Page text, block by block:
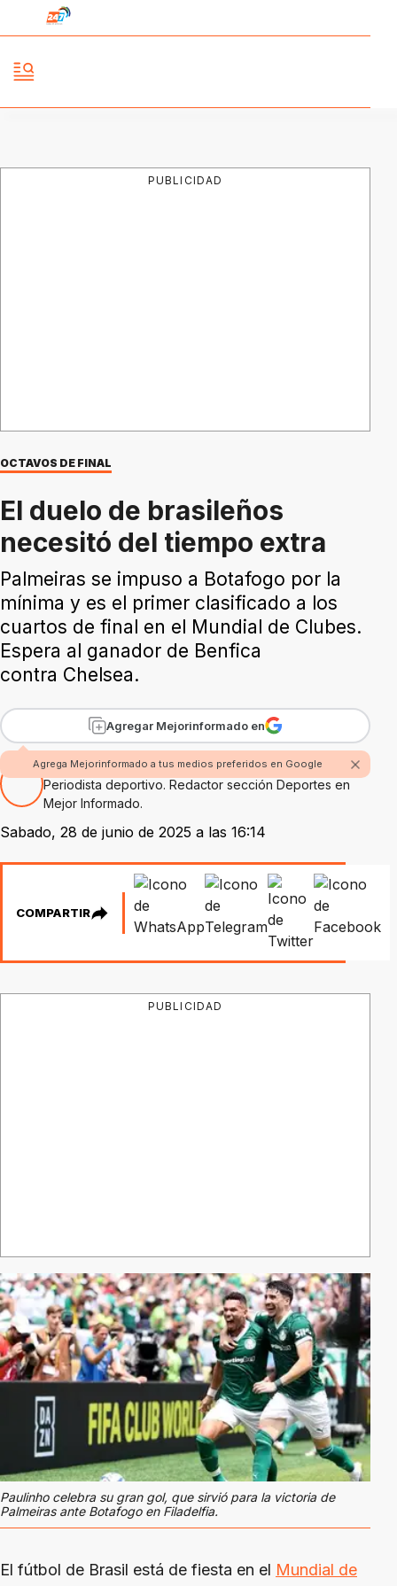
PUBLICIDAD
OCTAVOS DE FINAL
El duelo de brasileños
necesitó del tiempo extra
Palmeiras se impuso a Botafogo por la
mínima y es el primer clasificado a los
cuartos de final en el Mundial de Clubes.
Espera al ganador de Benfica
contra Chelsea.
Agregar Mejorinformado en
Agrega Mejorinformado a tus medios preferidos en Google
Por Oscar Méndez
Periodista deportivo. Redactor sección Deportes en
Mejor Informado.
Sabado, 28 de junio de 2025 a las 16:14
COMPARTIR
PUBLICIDAD
Paulinho celebra su gran gol, que sirvió para la victoria de
Palmeiras ante Botafogo en Filadelfia.
El fútbol de Brasil está de fiesta en el Mundial de